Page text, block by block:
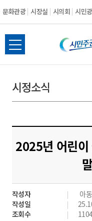
문화관광 시장실 시의회 시민
전
체
뉴
열
시정소식
2025년 어린이
작성자
아
작성일
조회수